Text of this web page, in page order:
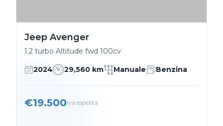
Jeep Avenger
1.2 turbo Altitude fwd 100cv
2024 29,560 km Manuale Benzina
€19.500Iva esposta